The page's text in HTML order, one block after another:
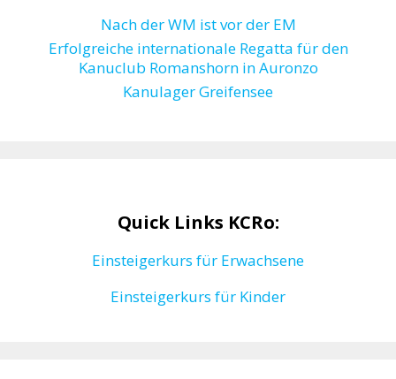
Nach der WM ist vor der EM
Erfolgreiche internationale Regatta für den
Kanuclub Romanshorn in Auronzo
Kanulager Greifensee
Quick Links KCRo:
Einsteigerkurs für Erwachsene
Einsteigerkurs für Kinder